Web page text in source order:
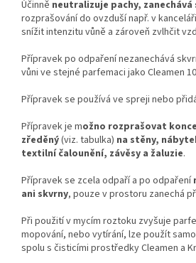
Účinně neutralizuje pachy, zanechává
rozprašování do ovzduší např. v
snížit intenzitu vůně a zároveň zvlhčit
Přípravek po odpaření nezanechává
vůni ve stejné parfemaci jako Cleamen
Přípravek se používá ve spreji nebo
Přípravek je možno rozprašovat
zředěný(viz. tabulka) na stěny,
textilní čalounění, závěsy a žaluzie.
Přípravek se zcela odpaří a po odpaření
ani skvrny, pouze v prostoru zanechá
Při použití v mycím roztoku zvyšuje
mopování, nebo vytírání, lze použít
spolu s čisticími prostředky Cleamen a